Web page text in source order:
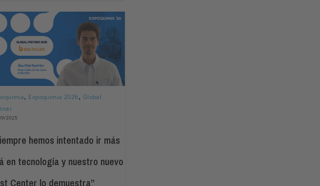
, Expoquimia 2026, Global
2025
hemos intentado ir más
en tecnología y nuestro nuevo
Center lo demuestra”